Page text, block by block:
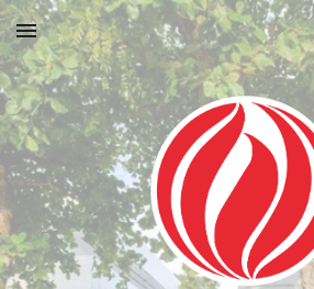
Skip to main content